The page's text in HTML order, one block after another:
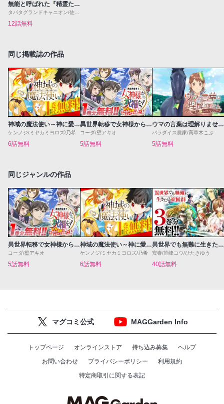
無能と呼ばれた『精霊たらし』～実は異能で、精霊界では伝説的ヒーローでした～＠COMIC
タバタグランドキャニオン/佐藤謙羊
12話無料
同じ掲載誌の作品
神域の魔法使い～神に愛された落第生は魔法学院へ通う～
ケンノジ/ミヤカミヨロズ/乃希
6話無料
異世界転移で女神様から祝福を！～いえ、手持ちの異能があるので結構です～@COMIC
コーダ/壁アキオ
5話無料
ウマの言葉は理解りませんだから静かにしてください！
パラダイス農家/高草木こぶ
5話無料
同じジャンルの作品
異世界転移で女神様から祝福を！～いえ、手持ちの異能があるので結構です～@COMIC
コーダ/壁アキオ
5話無料
神域の魔法使い～神に愛された落第生は魔法学院へ通う～
ケンノジ/ミヤカミヨロズ/乃希
6話無料
異世界でも無難に生きたい症候群
安泰/笹峰コウ/ひたきゆう
40話無料
マグコミ公式 MAGGarden Info
トップページ オンラインストア 持ち込み募集
ヘルプ
お問い合わせ
プライバシーポリシー
利用規約
特定商取引に関する表記